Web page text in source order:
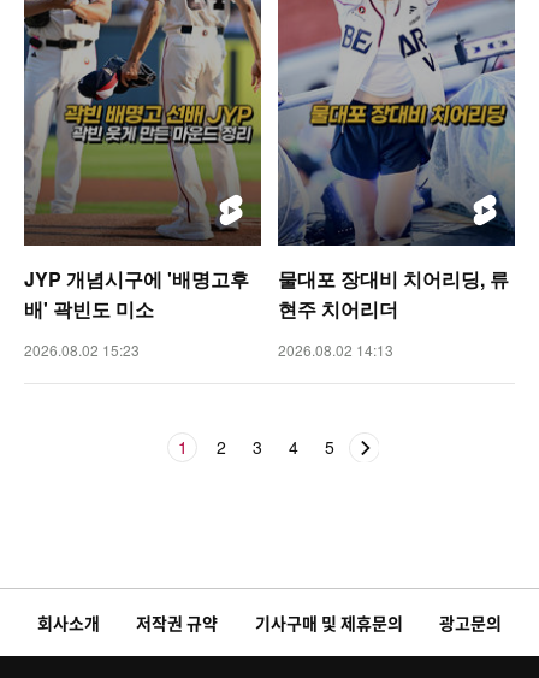
JYP 개념시구에 '배명고후
배' 곽빈도 미소
2026.08.02 15:23
물대포 장대비 치어리딩, 류
현주 치어리더
2026.08.02 14:13
1 2 3 4 5
회사소개 저작권 규약 기사구매 및 제휴문의 광고문의